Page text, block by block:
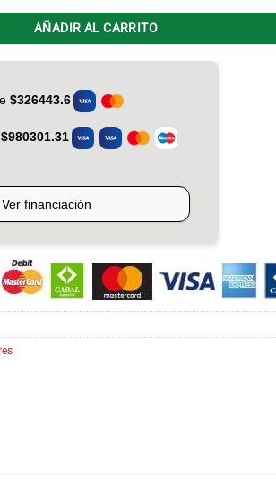
AÑADIR AL CARRITO